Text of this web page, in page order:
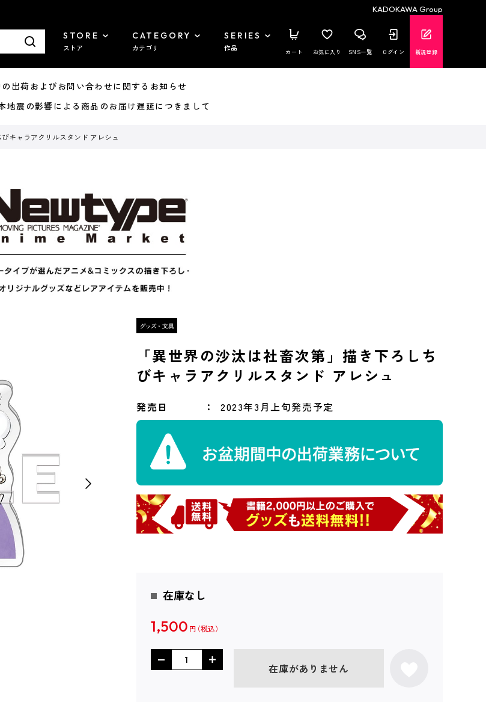
KADOKAWA Group
STORE
ストア
CATEGORY
カテゴリ
SERIES
作品 カート お気に入り SNS一覧 ログイン 新規登録
荷およびお問い合わせに関するお知らせ
震の影響による商品のお届け遅延につきまして
キャラアクリルスタンド アレシュ
「異世界の沙汰は社畜次第」描き下ろしち
びキャラアクリルスタンド アレシュ
発売日 2023年3月上旬発売予定
在庫なし
1,500 円
在庫がありません